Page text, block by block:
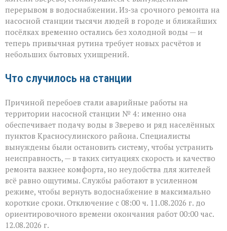
ни
сюда:
в
Зверево
и
окрестностях —
перерывом в водоснабжении. Из‑за срочного ремонта на
насосной станции тысячи людей в городе и ближайших
посёлках временно остались без холодной воды — и
теперь привычная рутина требует новых расчётов и
небольших бытовых ухищрений.
Что случилось на станции
Причиной перебоев стали аварийные работы на
территории насосной станции № 4: именно она
обеспечивает подачу воды в Зверево и ряд населённых
пунктов Красносулинского района. Специалисты
вынуждены были остановить систему, чтобы устранить
неисправность, — в таких ситуациях скорость и качество
ремонта важнее комфорта, но неудобства для жителей
всё равно ощутимы. Службы работают в усиленном
режиме, чтобы вернуть водоснабжение в максимально
короткие сроки. Отключение с 08:00 ч. 11.08.2026 г. до
ориентировочного времени окончания работ 00:00 час.
12.08.2026 г.